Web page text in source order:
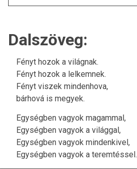
Dalszöveg:
Fényt hozok a világnak.
Fényt hozok a lelkemnek.
Fényt viszek mindenhova,
bárhová is megyek.
Egységben vagyok magammal,
Egységben vagyok a világgal,
Egységben vagyok mindenkivel,
Egységben vagyok a teremtéssel.